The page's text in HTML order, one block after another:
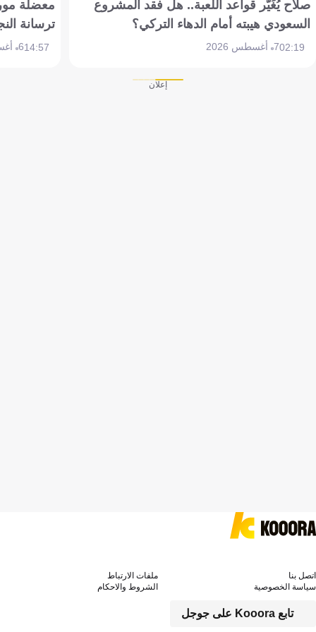
صلاح يُغَيّر قواعد اللعبة.. هل فقد المشروع
السعودي هيبته أمام الدهاء التركي؟
02:197 أغسطس 2026
معضلة
ترسانة
14:576 أغسطس 2026
إعلان
تابع Kooora على جوجل
اتصل بنا
ملفات الارتباط
سياسة الخصوصية
الشروط والاحكام